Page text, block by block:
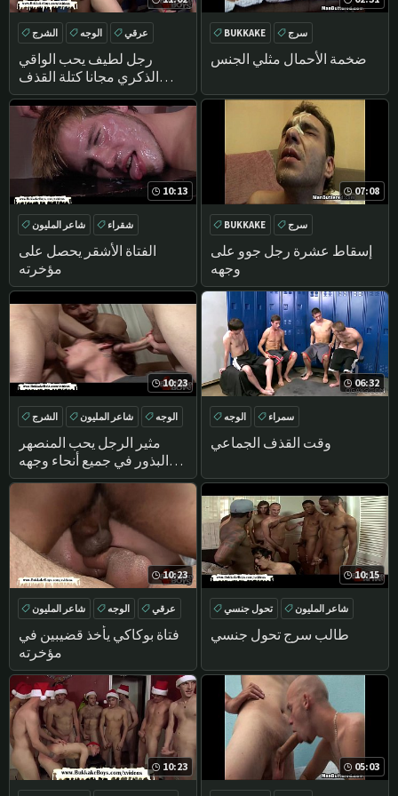
رجل لطيف يحب الواقي
الذكري مجانا كتلة القذف
تحول جنسي
الشرج الوجه
عرقي
تحول جنسي
ضخمة الأحمال مثلي الجنس
BUKKAKE سرج
10:13
الفتاة الأشقر يحصل على
مؤخرته
شاعر المليون
شقراء
تحول جنسي
سرج
07:08
إسقاط عشرة رجل جوو على
وجهه
BUKKAKE سرج
10:23
مثير الرجل يحب المنصهر
البذور في جميع أنحاء وجهه
الجميل
الشرج شاعر المليون
الوجه
اللسان
06:32
وقت القذف الجماعي
الوجه
سمراء
DEEPTHROAT
العربدة
10:23
فتاة بوكاكي يأخذ قضيبين في
مؤخرته
شاعر المليون الوجه
عرقي
اللسان
10:15
طالب سرج تحول جنسي
تحول جنسي
شاعر المليون
الأسود
عرقي
10:23 05:03